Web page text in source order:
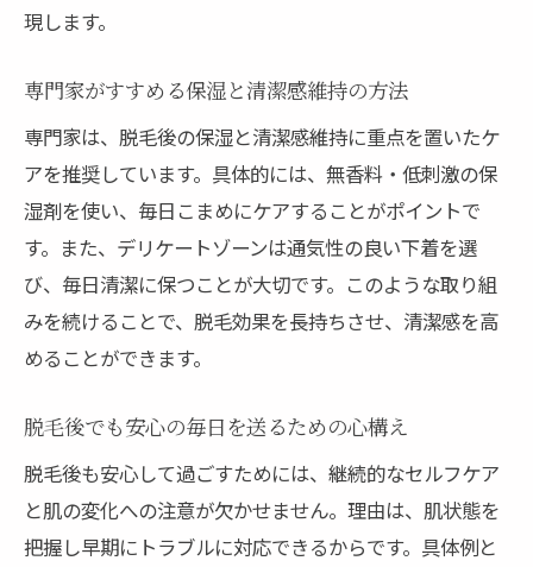
現します。
専門家がすすめる保湿と清潔感維持の方法
専門家は、脱毛後の保湿と清潔感維持に重点を置いたケ
アを推奨しています。具体的には、無香料・低刺激の保
湿剤を使い、毎日こまめにケアすることがポイントで
す。また、デリケートゾーンは通気性の良い下着を選
び、毎日清潔に保つことが大切です。このような取り組
みを続けることで、脱毛効果を長持ちさせ、清潔感を高
めることができます。
脱毛後でも安心の毎日を送るための心構え
脱毛後も安心して過ごすためには、継続的なセルフケア
と肌の変化への注意が欠かせません。理由は、肌状態を
把握し早期にトラブルに対応できるからです。具体例と